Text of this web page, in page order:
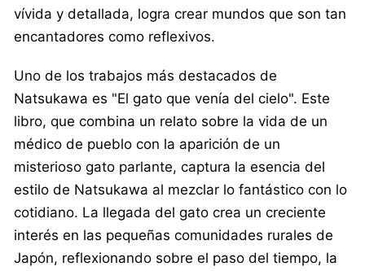
vívida y detallada, logra crear mundos que son tan
encantadores como reflexivos.
Uno de los trabajos más destacados de
Natsukawa es "El gato que venía del cielo". Este
libro, que combina un relato sobre la vida de un
médico de pueblo con la aparición de un
misterioso gato parlante, captura la esencia del
estilo de Natsukawa al mezclar lo fantástico con lo
cotidiano. La llegada del gato crea un creciente
interés en las pequeñas comunidades rurales de
Japón, reflexionando sobre el paso del tiempo, la